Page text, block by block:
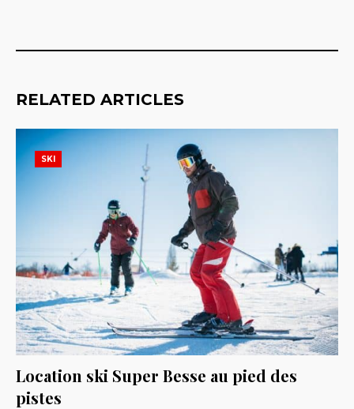
RELATED ARTICLES
SKI
Location ski Super Besse au pied des
pistes